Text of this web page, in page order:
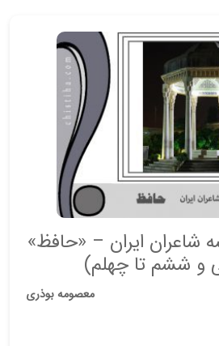
شاعران ایران – «حافظ»
و ششم تا چهلم)
معصومه بوذری